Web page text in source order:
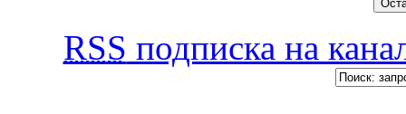
RSS подписка на